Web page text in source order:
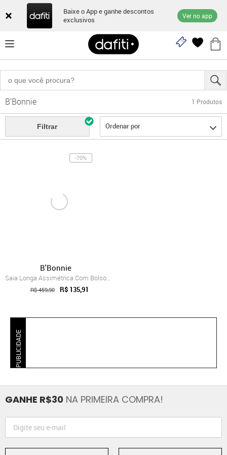
Baixe o App e ganhe descontos
exclusivos
Ver no app
B'Bonnie 1 Produtos
Filtrar Ordenar por
-70%
B'Bonnie
Saia Longa Assimétrica Com Bolsos B’Bonn...
R$ 459,90 R$ 135,91
PUBLICIDADE
GANHE R$30 NA PRIMEIRA COMPRA!